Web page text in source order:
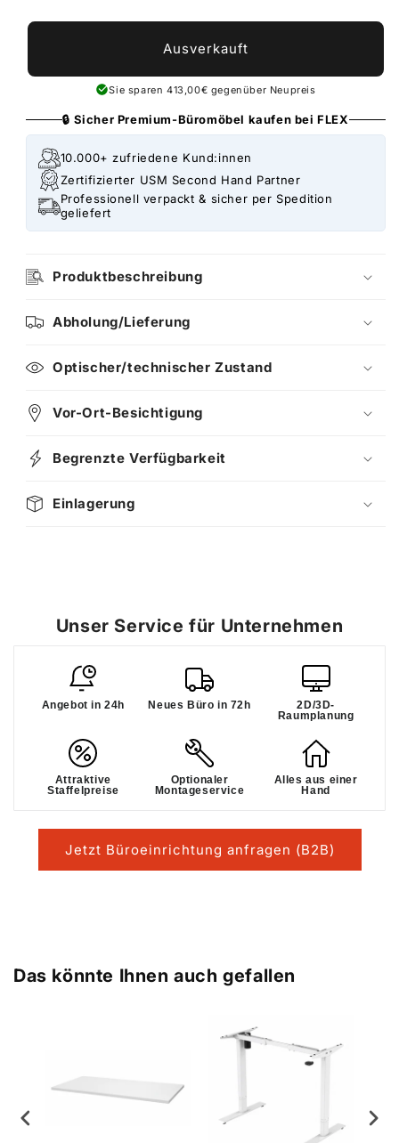
Ausverkauft
Sie sparen 413,00€ gegenüber Neupreis
🔒 Sicher Premium-Büromöbel kaufen bei FLEX
10.000+ zufriedene Kund:innen
Zertifizierter USM Second Hand Partner
Professionell verpackt & sicher per Spedition
geliefert
Produktbeschreibung
Abholung/Lieferung
Optischer/technischer Zustand
Vor-Ort-Besichtigung
Begrenzte Verfügbarkeit
Einlagerung
Unser Service für Unternehmen
Angebot in 24h Neues Büro in 72h
2D/3D-
Raumplanung
Attraktive
Staffelpreise
Optionaler
Montageservice
Alles aus einer
Hand
Jetzt Büroeinrichtung anfragen (B2B)
Das könnte Ihnen auch gefallen